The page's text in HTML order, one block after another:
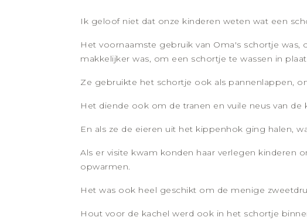
Ik geloof niet dat onze kinderen weten wat een
Het voornaamste gebruik van Oma's schortje
makkelijker was, om een schortje te wassen in
Ze gebruikte het schortje ook als pannenlappen,
Het diende ook om de tranen en vuile neus van de
En als ze de eieren uit het kippenhok ging halen,
Als er visite kwam konden haar verlegen kinderen
opwarmen.
Het was ook heel geschikt om de menige
Hout voor de kachel werd ook in het schortje